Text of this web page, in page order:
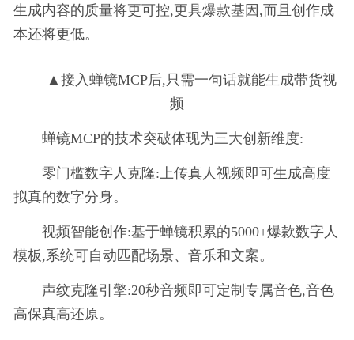
生成内容的质量将更可控,更具爆款基因,而且创作成
本还将更低。
▲接入蝉镜MCP后,只需一句话就能生成带货视
频
蝉镜MCP的技术突破体现为三大创新维度:
零门槛数字人 克隆:上传真人视频即可生成高度
拟真的数字分身。
视频智能创作:基于蝉镜积累的5000+爆款数字人
模板,系统可自动匹配场景、音乐和文案。
声纹克隆引擎:20秒音频即可定制专属音色,音色
高保真高还原。